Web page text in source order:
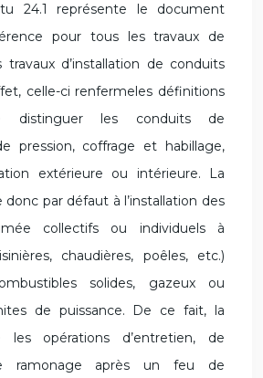
24.1 représente le document
pour tous les travaux de
d’installation de conduits
celle-ci renfermeles définitions
distinguer les conduits de
pression, coffrage et habillage,
extérieure ou intérieure. La
donc par défaut à l’installation des
collectifs ou individuels à
chaudières, poêles, etc.)
solides, gazeux ou
de puissance. De ce fait, la
les opérations d’entretien, de
ramonage après un feu de